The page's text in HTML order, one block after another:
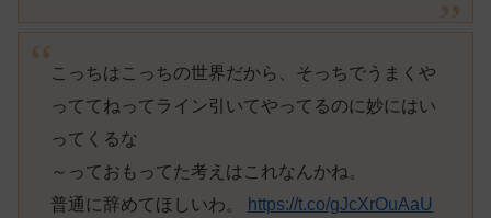
こっちはこっちの世界だから、そっちでうまくや
っててねってライン引いてやってるのに妙にはい
ってくるな
～っておもってた考えはこれなんかね。
普通に辞めてほしいわ。
https://t.co/gJcXrOuAaU